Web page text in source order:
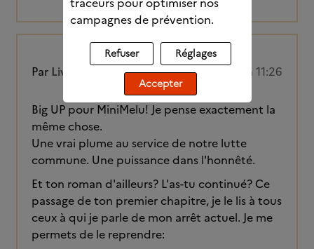
Par Liv 01/08/2023 à 11:26
Big UP pour MiniMelu! Je pense exactement la
même chose.
Une vrai plume au service de notre lutte
commune. Une puissance dans l'honnêté.
Et ton roman d'ailleurs? L'as-tu continué? Ce
passage de ton premier chapitre, je le lis à tous
ceux à qui je parle de mon arrêt actuel. Je me
permets de le reprendre:
campagnes de prévention.
Refuser Réglages
Accepter